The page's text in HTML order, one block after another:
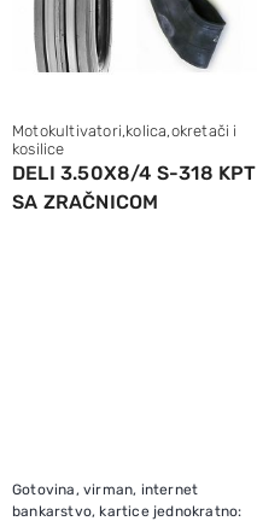
Motokultivatori,kolica,okretači i
kosilice
DELI 3.50X8/4 S-318 KPT
SA ZRAČNICOM
Gotovina, virman, internet
bankarstvo, kartice jednokratno: